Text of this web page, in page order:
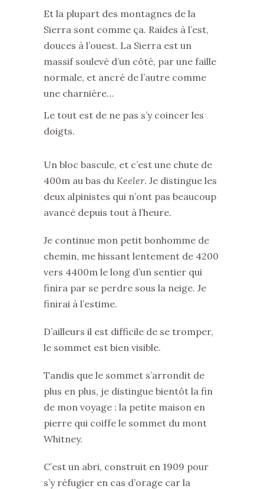
Et la plupart des montagnes de la
Sierra sont comme ça. Raides à l’est,
douces à l’ouest. La Sierra est un
massif soulevé d’un côté, par une faille
normale, et ancré de l’autre comme
une charnière…
Le tout est de ne pas s’y coincer les
doigts.
Un bloc bascule, et c’est une chute de
400m au bas du Keeler. Je distingue les
deux alpinistes qui n’ont pas beaucoup
avancé depuis tout à l’heure.
Je continue mon petit bonhomme de
chemin, me hissant lentement de 4200
vers 4400m le long d’un sentier qui
finira par se perdre sous la neige. Je
finirai à l’estime.
D’ailleurs il est difficile de se tromper,
le sommet est bien visible.
Tandis que le sommet s’arrondit de
plus en plus, je distingue bientôt la fin
de mon voyage : la petite maison en
pierre qui coiffe le sommet du mont
Whitney.
C’est un abri, construit en 1909 pour
s’y réfugier en cas d’orage car la